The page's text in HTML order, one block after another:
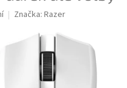
Značka: Razer